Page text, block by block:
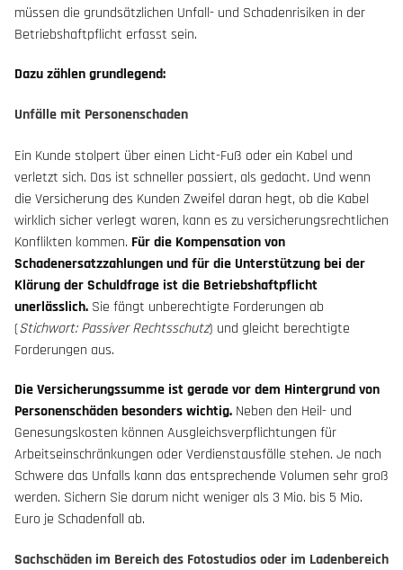
müssen die grundsätzlichen Unfall- und Schadenrisiken in der
Betriebshaftpflicht erfasst sein.
Dazu zählen grundlegend:
Unfälle mit Personenschaden
Ein Kunde stolpert über einen Licht-Fuß oder ein Kabel und
verletzt sich. Das ist schneller passiert, als gedacht. Und wenn
die Versicherung des Kunden Zweifel daran hegt, ob die Kabel
wirklich sicher verlegt waren, kann es zu versicherungsrechtlichen
Konflikten kommen. Für die Kompensation von
Schadenersatzzahlungen und für die Unterstützung bei der
Klärung der Schuldfrage ist die Betriebshaftpflicht
unerlässlich. Sie fängt unberechtigte Forderungen ab
(Stichwort: Passiver Rechtsschutz) und gleicht berechtigte
Forderungen aus.
Die Versicherungssumme ist gerade vor dem Hintergrund von
Personenschäden besonders wichtig. Neben den Heil- und
Genesungskosten können Ausgleichsverpflichtungen für
Arbeitseinschränkungen oder Verdienstausfälle stehen. Je nach
Schwere das Unfalls kann das entsprechende Volumen sehr groß
werden. Sichern Sie darum nicht weniger als 3 Mio. bis 5 Mio.
Euro je Schadenfall ab.
Sachschäden im Bereich des Fotostudios oder im Ladenbereich